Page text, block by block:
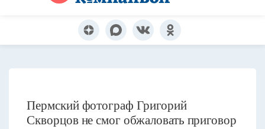
Пермский фотограф Григорий
Скворцов не смог обжаловать приговор